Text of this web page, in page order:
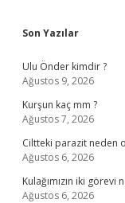
Sidebar
Son Yazılar
Ulu Önder kimdir ?
Ağustos 9, 2026
Kurşun kaç mm ?
Ağustos 7, 2026
Ciltteki parazit neden
Ağustos 6, 2026
Kulağımızın iki görevi
Ağustos 6, 2026